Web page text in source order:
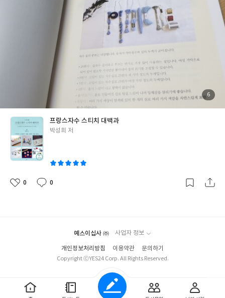
사진과같이 한 땀 한 땀 과정마다 일러스트로 작업되
어 있어 차근 차근 따라 수놓아보기 너무 편리하게 구성되어 있답니
조금 더 복잡한 스티치의 경우에는 일러스트 아래에 스티치의 단
계별로 글로도 설명이 되어 있으니 어렵지 않게 스티치를 익힐 수 있
책 속 스티치는 인덱스로 정리가 되어 있으니 찾아보
기도 편리하겠지요?
"수많은 스티치 기법 중 기본적이면서도 꼭 필
그리고 예쁜 스티치 기법들을 모아 가능하면 쉽게 안내해 드리
려 노력했습니다.
바느질 통 옆에 두고 언제든 펼쳐볼 수 있는 친구
같은 자수 책이 되었으면 하는 바람입니다. "작가님의 말씀처럼 자
수 작업할 때 언제든 옆에 두고 싶은 책이랍니다.
스티치대백과 책을 통해 조금 더 다양한 스티치를 경험해볼 수 있는
기회를 가져보려 합니다.
스자수 독학을 하시는 분
분모두 모두 추천합니다 ^^
첨
부
사
6
프랑스자수 스티치 대백과
글
박성희 저
좋
0
댓
0
작
예스이십사 ㈜ 사업자 정보
개인정보처리방침 이용약관
문의하기
Copyright ⓒYES24 Corp. All Rights Reserved.